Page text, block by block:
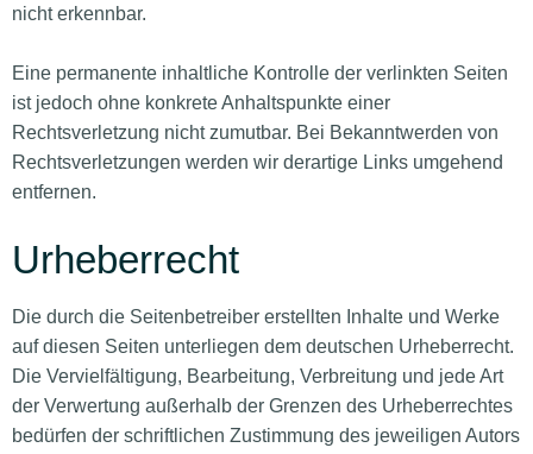
nicht erkennbar.
Eine permanente inhaltliche Kontrolle der verlinkten Seiten
ist jedoch ohne konkrete Anhaltspunkte einer
Rechtsverletzung nicht zumutbar. Bei Bekanntwerden von
Rechtsverletzungen werden wir derartige Links umgehend
entfernen.
Urheberrecht
Die durch die Seitenbetreiber erstellten Inhalte und Werke
auf diesen Seiten unterliegen dem deutschen Urheberrecht.
Die Vervielfältigung, Bearbeitung, Verbreitung und jede Art
der Verwertung außerhalb der Grenzen des Urheberrechtes
bedürfen der schriftlichen Zustimmung des jeweiligen Autors